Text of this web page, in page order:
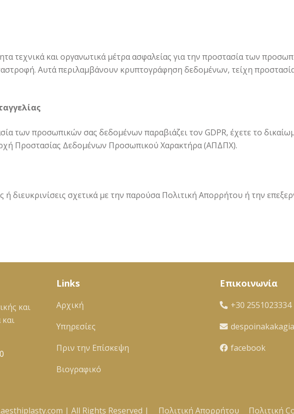
τεχνικά και οργανωτικά μέτρα ασφαλείας για την προστασία των
Αυτά περιλαμβάνουν κρυπτογράφηση δεδομένων, τείχη
των προσωπικών σας δεδομένων παραβιάζει τον GDPR, έχετε το
Προστασίας Δεδομένων Προσωπικού Χαρακτήρα (ΑΠΔΠΧ).
ή διευκρινίσεις σχετικά με την παρούσα Πολιτική Απορρήτου ή την
και
Links
Αρχική
Υπηρεσίες
Πριν την Επίσκεψη
Βιογραφικό
Επικοινωνία
+30 2551023334
facebook
| All Rights Reserved | Πολιτική Απορρήτου Πολιτική